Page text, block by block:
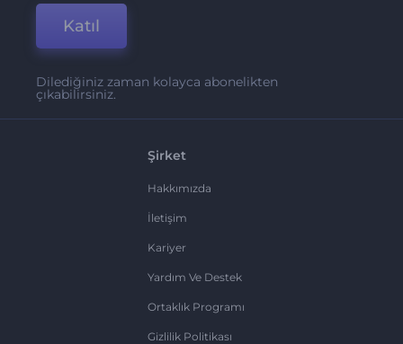
Katıl
Dilediğiniz zaman kolayca abonelikten
çıkabilirsiniz.
Şirket
Hakkımızda
İletişim
Kariyer
Yardım Ve Destek
Ortaklık Programı
Gizlilik Politikası